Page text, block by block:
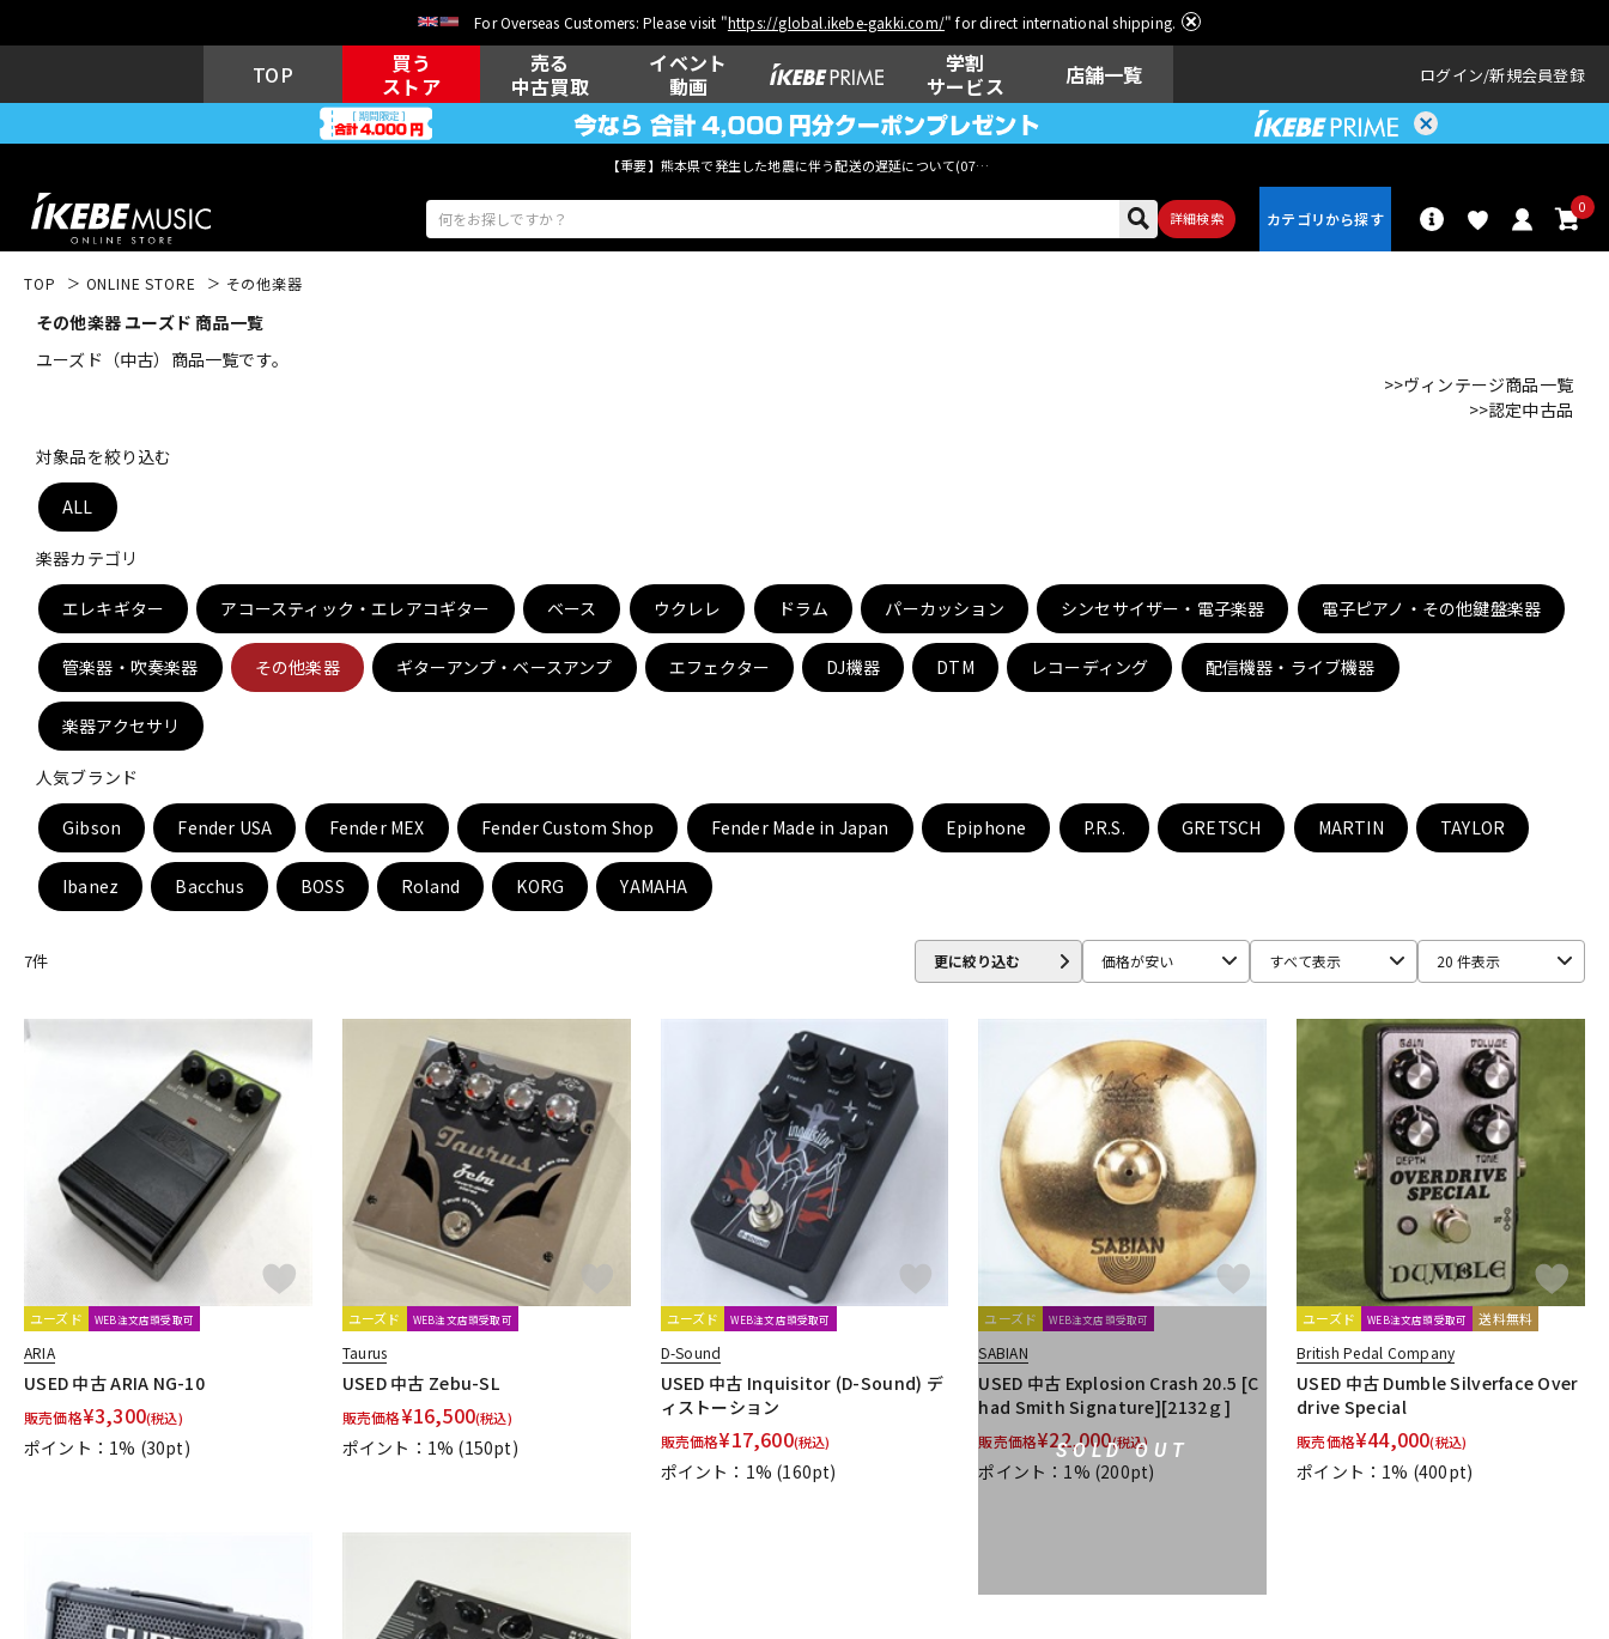
For Overseas Customers: Please visit "https://global.ikebe-gakki.com/" for direct international shipping.
TOP
買う
ストア
売る
中古買取
イベント
動画
学割
サービス
店舗一覧 ログイン 新規会員登録
【重要】熊本県で発生した地震に伴う配送の遅延について(07月29日
詳細検索
0
エレキギター
キーボード
中古 ヴィンテージ
TOP ONLINE STORE その他楽器
その他楽器 ユーズド 商品一覧
ユーズド（中古）商品一覧です。
>>ヴィンテージ商品一覧
>>認定中古品
対象品を絞り込む
ALL
楽器カテゴリ
エレキギター アコースティック・エレアコギター ベース ウクレレ ドラム パーカッション シンセサイザー・電子楽器 電子ピアノ・その他鍵盤楽器
管楽器・吹奏楽器 その他楽器 ギターアンプ・ベースアンプ エフェクター DJ機器 DTM レコーディング 配信機器・ライブ機器
楽器アクセサリ
人気ブランド
Gibson Fender USA Fender MEX Fender Custom Shop Fender Made in Japan Epiphone P.R.S. GRETSCH MARTIN TAYLOR
Ibanez Bacchus BOSS Roland KORG YAMAHA
7件 更に絞り込む 価格が安い すべて表示 20 件表示
ユーズド WEB注文店頭受取可
ARIA
USED 中古 ARIA NG-10
販売価格¥3,300(税込)
ポイント：1% (30pt)
ユーズド WEB注文店頭受取可
Taurus
USED 中古 Zebu-SL
販売価格¥16,500(税込)
ポイント：1% (150pt)
ユーズド WEB注文店頭受取可
D-Sound
USED 中古 Inquisitor (D-Sound) デ
ィストーション
販売価格¥17,600(税込)
ポイント：1% (160pt)
SOLD OUT
ユーズド WEB注文店頭受取可
SABIAN
USED 中古 Explosion Crash 20.5 [C
had Smith Signature][2132ｇ]
販売価格¥22,000(税込)
ポイント：1% (200pt)
ユーズド WEB注文店頭受取可 送料無料
British Pedal Company
USED 中古 Dumble Silverface Over
drive Special
販売価格¥44,000(税込)
ポイント：1% (400pt)